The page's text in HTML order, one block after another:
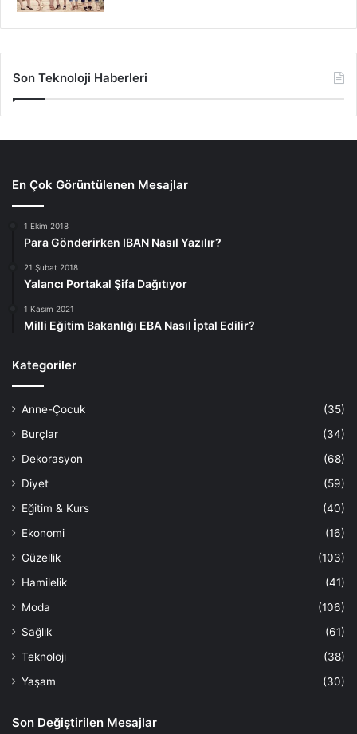
Son Teknoloji Haberleri
En Çok Görüntülenen Mesajlar
1 Ekim 2018
Para Gönderirken IBAN Nasıl Yazılır?
21 Şubat 2018
Yalancı Portakal Şifa Dağıtıyor
1 Kasım 2021
Milli Eğitim Bakanlığı EBA Nasıl İptal Edilir?
Kategoriler
Anne-Çocuk
(35)
Burçlar
(34)
Dekorasyon
(68)
Diyet
(59)
Eğitim & Kurs
(40)
Ekonomi
(16)
Güzellik
(103)
Hamilelik
(41)
Moda
(106)
Sağlık
(61)
Teknoloji
(38)
Yaşam
(30)
Son Değiştirilen Mesajlar